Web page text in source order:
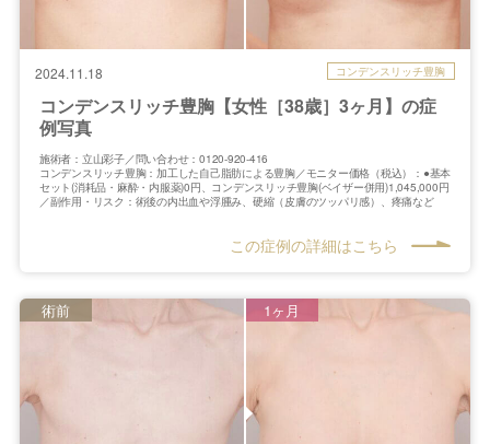
2024.11.18 コンデンスリッチ豊胸
コンデンスリッチ豊胸【女性［38歳］3ヶ月】の症
例写真
施術者：立山彩子／問い合わせ：0120-920-416
コンデンスリッチ豊胸：加工した自己脂肪による豊胸／モニター価格（税込）：●基本
セット(消耗品・麻酔・内服薬)0円、コンデンスリッチ豊胸(ベイザー併用)1,045,000円
／副作用・リスク：術後の内出血や浮腫み、硬縮（皮膚のツッパリ感）、疼痛など
この症例の詳細はこちら
術前 1ヶ月